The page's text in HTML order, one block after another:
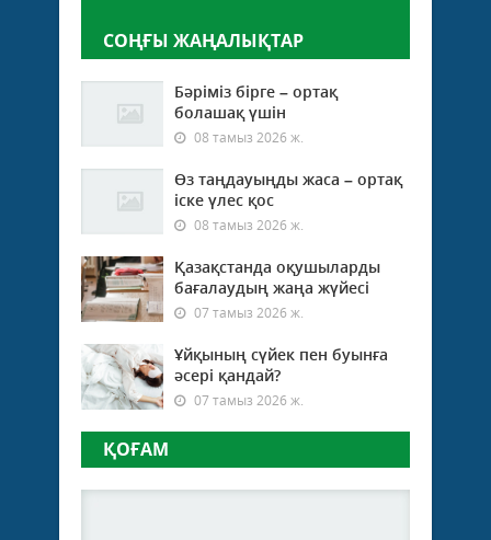
СОҢҒЫ ЖАҢАЛЫҚТАР
Бәріміз бірге – ортақ
болашақ үшін
08 тамыз 2026 ж.
Өз таңдауыңды жаса – ортақ
іске үлес қос
08 тамыз 2026 ж.
Қазақстанда оқушыларды
бағалаудың жаңа жүйесі
07 тамыз 2026 ж.
Ұйқының сүйек пен буынға
әсері қандай?
07 тамыз 2026 ж.
ҚОҒАМ